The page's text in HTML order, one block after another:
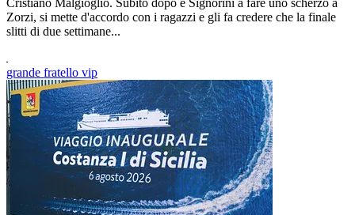
Zorzi, si mette d'accordo con i ragazzi e gli fa credere che la finale
slitti di due settimane...
grande fratello vip